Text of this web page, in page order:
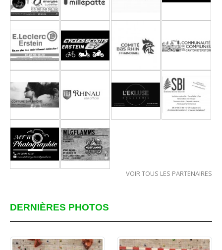
VOIR TOUS LES PARTENAIRES
DERNIÈRES PHOTOS